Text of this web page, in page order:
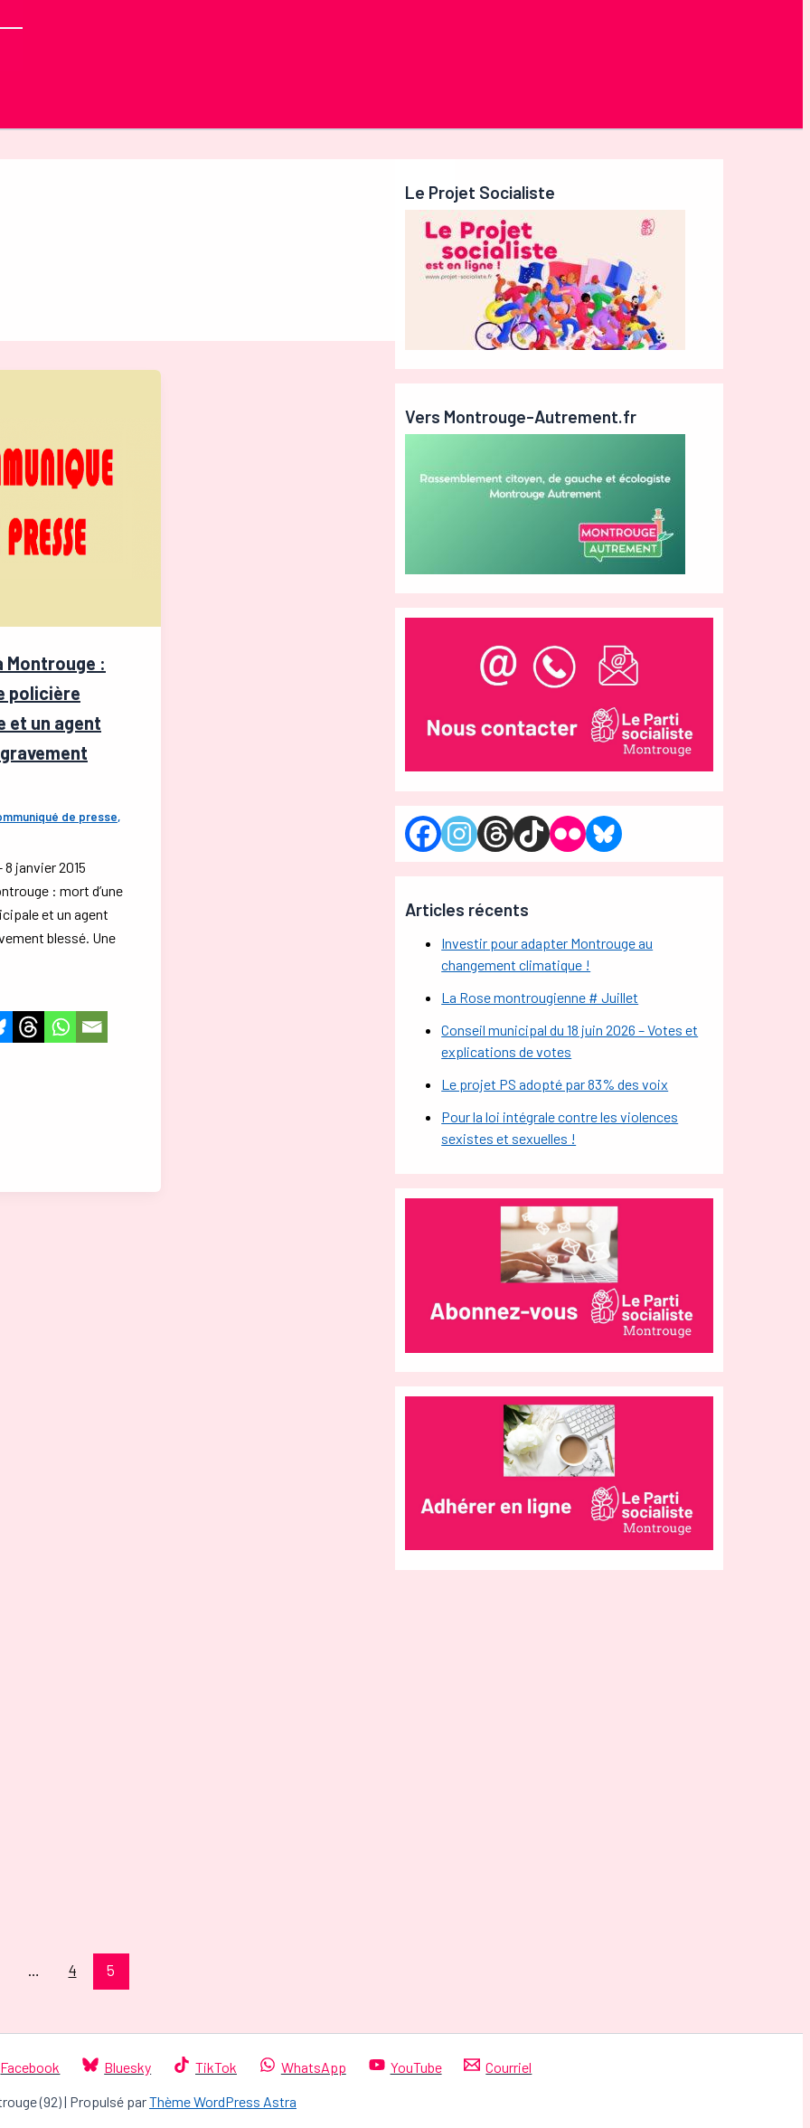
Montrouge :
policière
et un agent
de presse,
8 janvier 2015
: mort d’une
et un agent
blessé. Une
… 4 5
Le Projet Socialiste
Vers Montrouge-Autrement.fr
Articles récents
Investir pour adapter Montrouge au
changement climatique !
La Rose montrougienne # Juillet
Conseil municipal du 18 juin 2026 – Votes et
explications de votes
Le projet PS adopté par 83% des voix
Pour la loi intégrale contre les violences
sexistes et sexuelles !
Facebook Bluesky TikTok WhatsApp YouTube Courriel
(92) | Propulsé parThème WordPress Astra